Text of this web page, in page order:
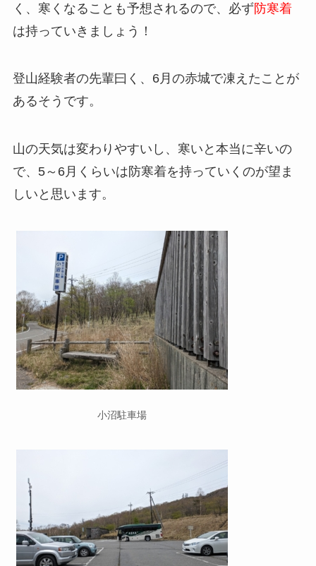
く、寒くなることも予想されるので、必ず防寒着
は持っていきましょう！
登山経験者の先輩曰く、6月の赤城で凍えたことが
あるそうです。
山の天気は変わりやすいし、寒いと本当に辛いの
で、5～6月くらいは防寒着を持っていくのが望ま
しいと思います。
小沼駐車場